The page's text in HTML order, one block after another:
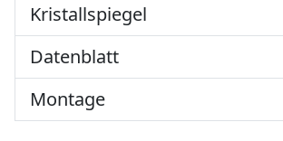
Kristallspiegel
Datenblatt
Montage